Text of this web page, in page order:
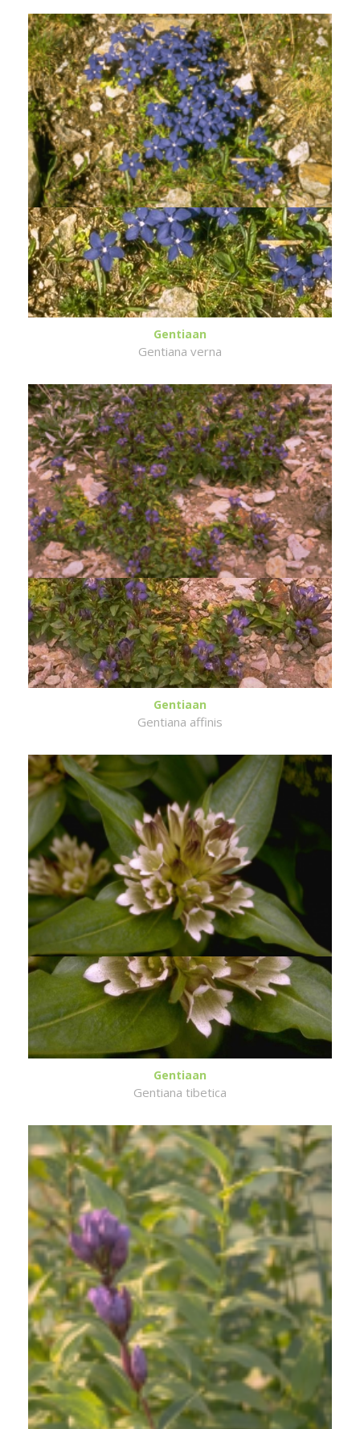
Gentiaan
Gentiana verna
Gentiaan
Gentiana affinis
Gentiaan
Gentiana tibetica